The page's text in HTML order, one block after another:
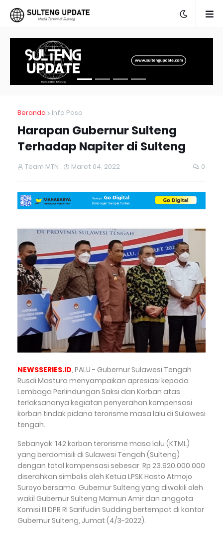
Beranda Info Poso
Harapan Gubernur Sulteng
Terhadap Napiter di Sulteng
Team MTN Maret 04, 2022 0
NEWSSERIES.ID, PALU - Gubernur Sulawesi Tengah
Rusdi Mastura menyampaikan apresiasi kepada
Lembaga Perlindungan Saksi dan Korban atas
terlaksananya kegiatan penyerahan kompensasi
korban tindak pidana terorisme masa lalu di Sulawesi
tengah.
Sebanyak 142 korban terorisme masa lalu (KTML)
yang berdomisili di Sulawesi Tengah (Sulteng)
dengan total kompensasi sebesar Rp 23.920.000.000
diserahkan simbolis oleh Ketua LPSK Hasto Atmojo
Suroyo bersama Gubernur Sulteng yang diwakili oleh
wakil Gubernur Sulteng Mamun Amir dan anggota
Komisi III DPR RI Sarifudin Sudding bertempat di kantor
Gubernur Sulteng, Jumat (4/3-2022).